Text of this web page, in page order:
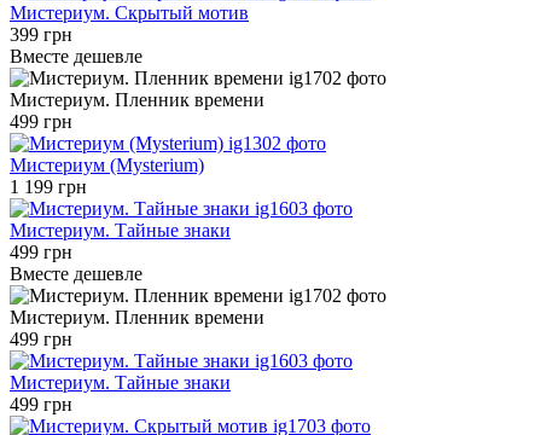
Мистериум. Скрытый мотив
399 грн
Вместе дешевле
Мистериум. Пленник времени
499 грн
Мистериум (Mysterium)
1 199 грн
Мистериум. Тайные знаки
499 грн
Вместе дешевле
Мистериум. Пленник времени
499 грн
Мистериум. Тайные знаки
499 грн